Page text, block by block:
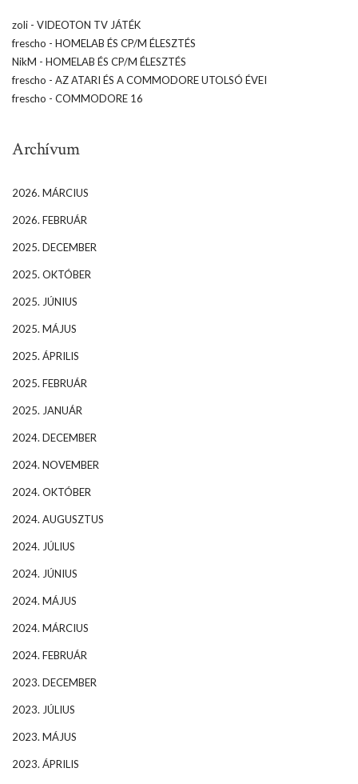
zoli - VIDEOTON TV JÁTÉK
frescho - HOMELAB ÉS CP/M ÉLESZTÉS
NikM - HOMELAB ÉS CP/M ÉLESZTÉS
frescho - AZ ATARI ÉS A COMMODORE UTOLSÓ ÉVEI
frescho - COMMODORE 16
Archívum
2026. MÁRCIUS
2026. FEBRUÁR
2025. DECEMBER
2025. OKTÓBER
2025. JÚNIUS
2025. MÁJUS
2025. ÁPRILIS
2025. FEBRUÁR
2025. JANUÁR
2024. DECEMBER
2024. NOVEMBER
2024. OKTÓBER
2024. AUGUSZTUS
2024. JÚLIUS
2024. JÚNIUS
2024. MÁJUS
2024. MÁRCIUS
2024. FEBRUÁR
2023. DECEMBER
2023. JÚLIUS
2023. MÁJUS
2023. ÁPRILIS